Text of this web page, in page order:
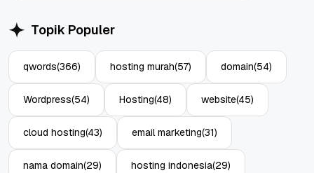
Topik Populer
qwords(366) hosting murah(57) domain(54)
Wordpress(54) Hosting(48) website(45)
cloud hosting(43) email marketing(31)
nama domain(29) hosting indonesia(29)